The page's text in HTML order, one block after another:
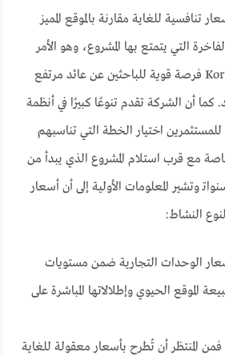
للغاية مقارنة بالموقع المميز
التي يتمتع بها المشروع، وهو الأمر
الذي يجعل الاستثمار في Kor فرصة قوية للباحثين عن عائد مرتفع
كما أن الشركة تقدم تنوعًا كبيرًا في أنظمة
اختيار الخطة التي تناسبهم
مع قرب استلام المشروع الذي يبدأ من
وتشير المعلومات الأولية إلى أن أسعار
النشاط:
الوحدات التجارية ضمن مستويات
الموقع الحيوي وإطلالاتها المباشرة على
فمن المنتظر أن تُطرح بأسعار معقولة للغاية